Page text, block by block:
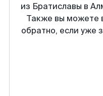
из Братиславы в
Также вы можете
обратно, если уже